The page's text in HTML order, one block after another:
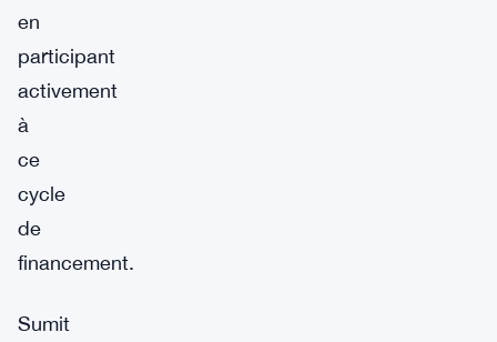
en
participant
activement
à
ce
cycle
de
financement.
Sumit